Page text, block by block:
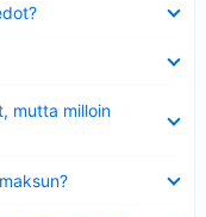
mutta milloin